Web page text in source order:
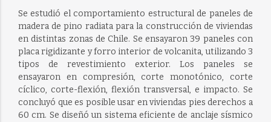
Se estudió el comportamiento estructural de paneles de
madera de pino radiata para la construcción de viviendas
en distintas zonas de Chile. Se ensayaron 39 paneles con
placa rigidizante y forro interior de volcanita, utilizando 3
tipos de revestimiento exterior. Los paneles se
ensayaron en compresión, corte monotónico, corte
cíclico, corte-flexión, flexión transversal, e impacto. Se
concluyó que es posible usar en viviendas pies derechos a
60 cm. Se diseñó un sistema eficiente de anclaje sísmico